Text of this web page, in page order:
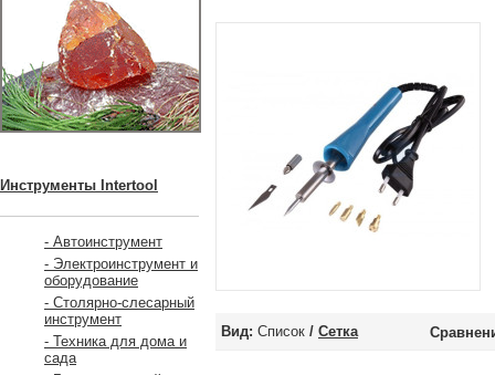
Инструменты Intertool
- Автоинструмент
- Электроинструмент и
оборудование
- Столярно-слесарный
инструмент
- Техника для дома и
сада
Вид: Список / Сетка